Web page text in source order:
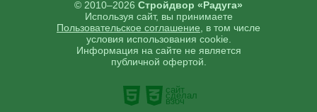
© 2010–2026 Стройдвор «Радуга»
Используя сайт, вы принимаете
Пользовательское соглашение , в том числе
условия использования cookie.
Информация на сайте не является
публичной офертой.